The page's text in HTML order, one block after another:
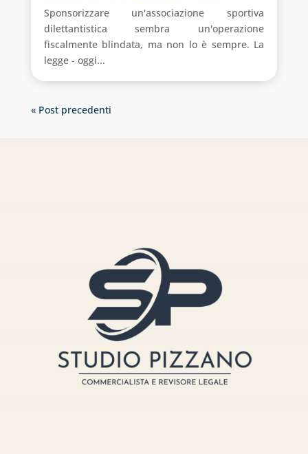
Sponsorizzare un'associazione sportiva
dilettantistica sembra un'operazione
fiscalmente blindata, ma non lo è sempre. La
legge - oggi...
« Post precedenti